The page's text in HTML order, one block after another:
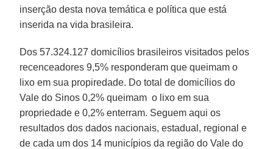
inserção desta nova temática e política que está
inserida na vida brasileira.
Dos 57.324.127 domicílios brasileiros visitados pelos
recenceadores 9,5% responderam que queimam o
lixo em sua propiredade. Do total de domicílios do
Vale do Sinos 0,2% queimam o lixo em sua
propriedade e 0,2% enterram. Seguem aqui os
resultados dos dados nacionais, estadual, regional e
de cada um dos 14 municípios da região do Vale do